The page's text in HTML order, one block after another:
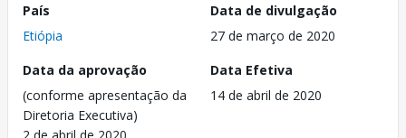
País
Etiópia
Data de divulgação
27 de março de 2020
Data da aprovação
(conforme apresentação da
Diretoria Executiva)
2 de abril de 2020
Data Efetiva
14 de abril de 2020